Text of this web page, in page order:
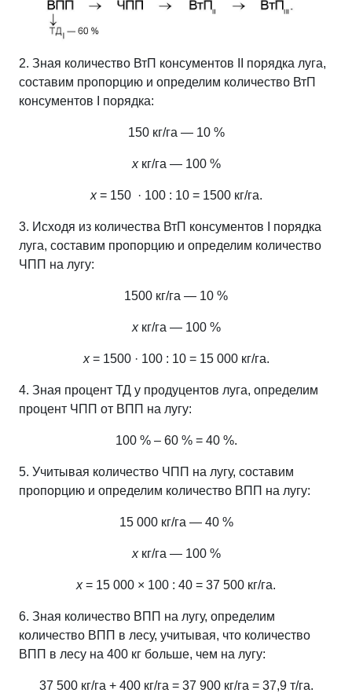
2. Зная количество ВтП консументов ІІ порядка луга,
составим пропорцию и определим количество ВтП
консументов I порядка:
150 кг/га — 10 %
хкг/га — 100 %
х= 150 · 100 : 10 = 1500 кг/га.
3. Исходя из количества ВтП консументов І порядка
луга, составим пропорцию и определим количество
ЧПП на лугу:
1500 кг/га — 10 %
хкг/га — 100 %
х= 1500 · 100 : 10 = 15 000 кг/га.
4. Зная процент ТД у продуцентов луга, определим
процент ЧПП от ВПП на лугу:
100 % – 60 % = 40 %.
5. Учитывая количество ЧПП на лугу, составим
пропорцию и определим количество ВПП на лугу:
15 000 кг/га — 40 %
хкг/га — 100 %
х= 15 000 × 100 : 40 = 37 500 кг/га.
6. Зная количество ВПП на лугу, определим
количество ВПП в лесу, учитывая, что количество
ВПП в лесу на 400 кг больше, чем на лугу:
37 500 кг/га + 400 кг/га = 37 900 кг/га = 37,9 т/га.